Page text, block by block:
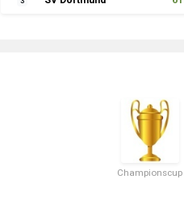
Championscup